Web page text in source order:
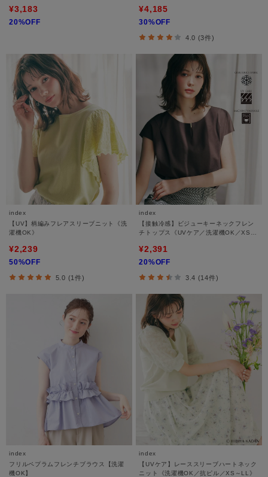
¥3,183
20%OFF
¥4,185
30%OFF
4.0 (3件)
index
【UV】柄編みフレアスリーブニット《洗
濯機OK》
¥2,239
50%OFF
5.0 (1件)
index
【接触冷感】ビジューキーネックフレン
チトップス《UVケア／洗濯機OK／XS～
¥2,391
20%OFF
3.4 (14件)
index
フリルペプラムフレンチブラウス【洗濯
機OK】
index
【UVケア】レーススリーブハートネック
ニット《洗濯機OK／抗ピル／XS～LL》